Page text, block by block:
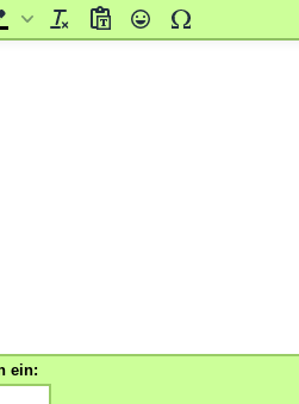
ein: